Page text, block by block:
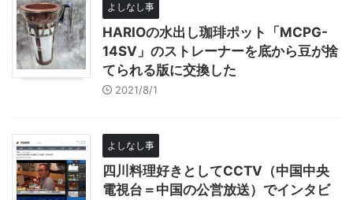
よしなし事
HARIOの水出し珈琲ポット「MCPG-
14SV」のストレーナーを底から豆が捨
てられる版に交換した
2021/8/1
よしなし事
四川料理好きとしてCCTV（中国中央
電視台＝中国の公営放送）でインタビ